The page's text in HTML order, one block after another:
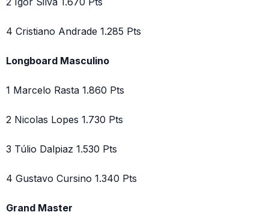
4 Cristiano Andrade 1.285 Pts
Longboard Masculino
1 Marcelo Rasta 1.860 Pts
2 Nicolas Lopes 1.730 Pts
3 Túlio Dalpiaz 1.530 Pts
4 Gustavo Cursino 1.340 Pts
Grand Master